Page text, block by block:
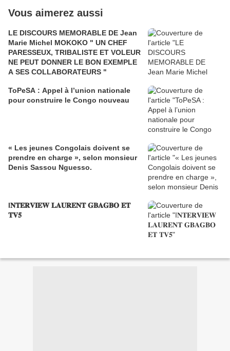
Vous aimerez aussi
LE DISCOURS MEMORABLE DE Jean
Marie Michel MOKOKO " UN CHEF
PARESSEUX, TRIBALISTE ET VOLEUR
NE PEUT DONNER LE BON EXEMPLE
A SES COLLABORATEURS "
ToPeSA : Appel à l’union nationale
pour construire le Congo nouveau
« Les jeunes Congolais doivent se
prendre en charge », selon monsieur
Denis Sassou Nguesso.
I𝐍𝐓𝐄𝐑𝐕𝐈𝐄𝐖 𝐋𝐀𝐔𝐑𝐄𝐍𝐓 𝐆𝐁𝐀𝐆𝐁𝐎 𝐄𝐓
𝐓𝐕𝟓